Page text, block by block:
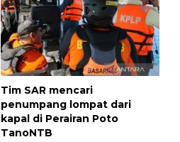
Tim SAR mencari
penumpang lompat dari
kapal di Perairan Poto
TanoNTB